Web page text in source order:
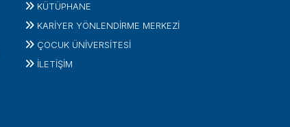
KÜTÜPHANE
KARİYER YÖNLENDİRME MERKEZİ
ÇOCUK ÜNIVERSITESI
İLETIŞIM